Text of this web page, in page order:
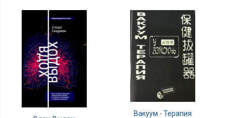
Вакуум - Терапия